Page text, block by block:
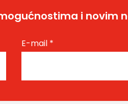
i novim
E-mail *